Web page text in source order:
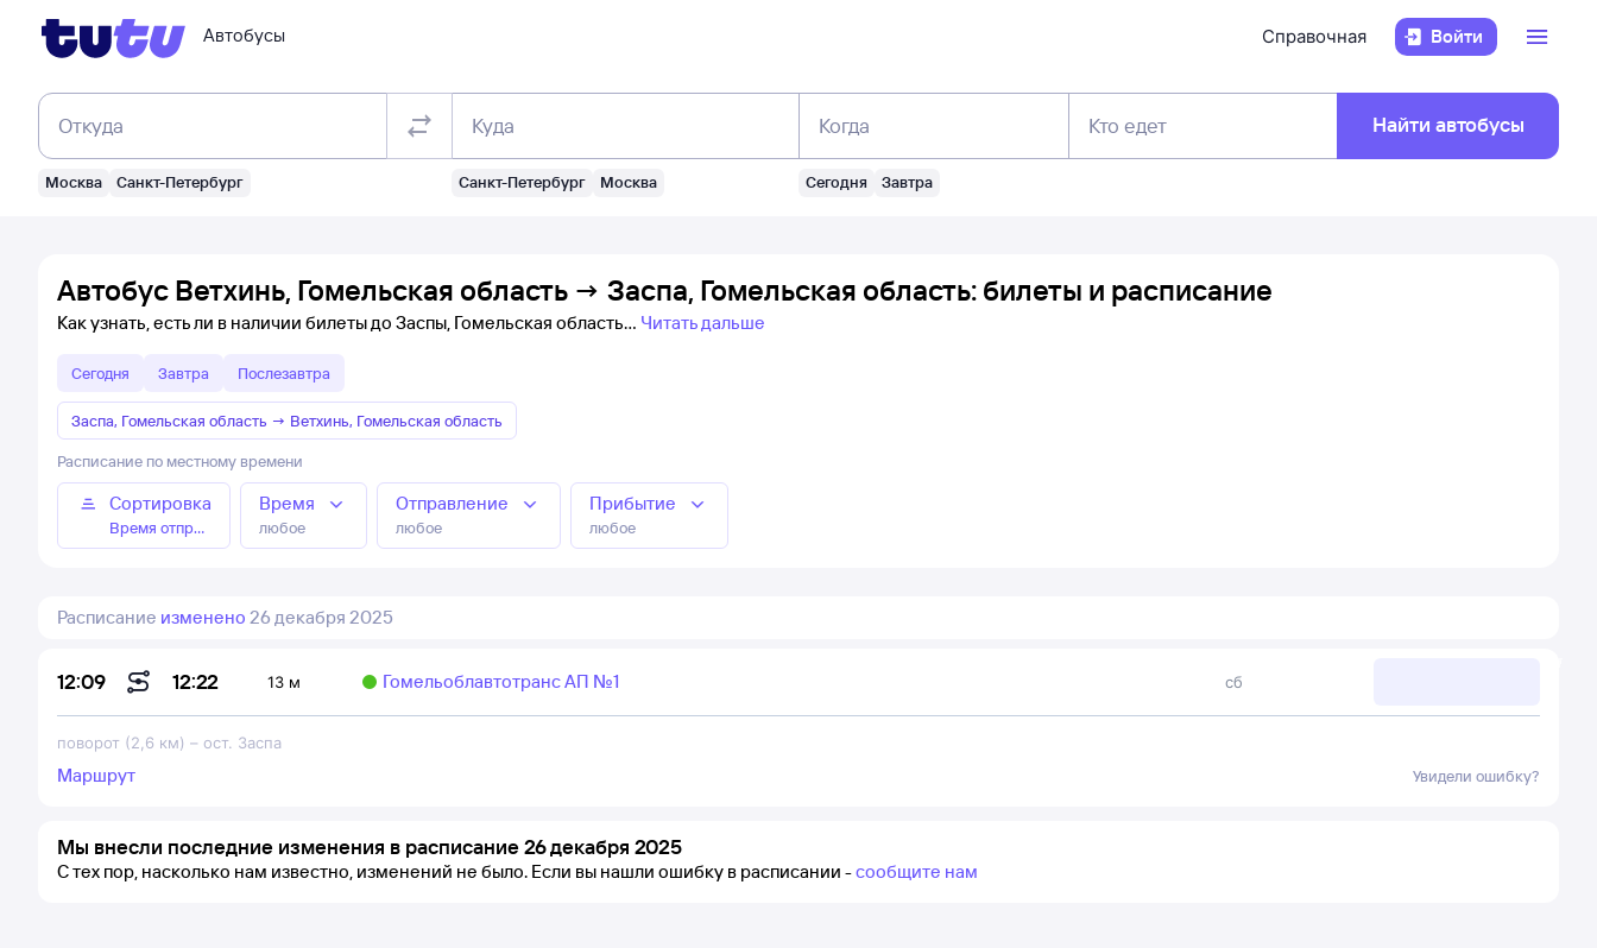
Автобусы Справочная Войти
Откуда
Москва Санкт-Петербург
Куда
Санкт-Петербург Москва
Когда
Сегодня Завтра
Кто едет Найти автобусы
Автобус Ветхинь, Гомельская область → Заспа, Гомельская область: билеты и расписание
Как узнать, есть ли в наличии билеты до Заспы, Гомельская область Читать дальше
Сегодня Завтра Послезавтра
Заспа, Гомельская область → Ветхинь, Гомельская область
Расписание по местному времени
Сортировка
Время отправления
Время
любое
Отправление
любое
Прибытие
любое
Расписание изменено 26 декабря 2025
12:09 12:22 13 м Гомельоблавтотранс АП №1 сб
поворот (2,6 км) – ост. Заспа
Маршрут Увидели ошибку?
Мы внесли последние изменения в расписание 26 декабря 2025
С тех пор, насколько нам известно, изменений не было. Если вы нашли ошибку в расписании -сообщите нам